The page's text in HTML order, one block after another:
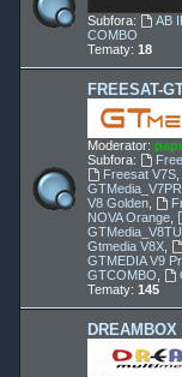
Subfora: AB
COMBO
Tematy: 18
FREESAT-
Moderator:
Subfora:
Freesat V7S,
V8 Golden
NOVA Orange
Gtmedia V8X
GTMEDIA V9
GTCOMBO
Tematy: 145
DREAMBOX